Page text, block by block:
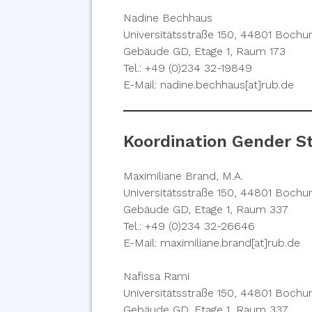
Nadine Bechhaus
Universitätsstraße 150, 44801
Gebäude GD, Etage 1, Raum 173
Tel.: +49 (0)234 32-19849
E-Mail: nadine.bechhaus[at]rub.de
Koordination Gender
Maximiliane Brand, M.A.
Universitätsstraße 150, 44801
Gebäude GD, Etage 1, Raum 337
Tel.: +49 (0)234 32-26646
E-Mail: maximiliane.brand[at]rub.de
Nafissa Rami
Universitätsstraße 150, 44801